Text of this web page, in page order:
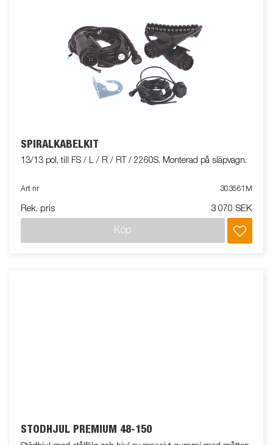
SPIRALKABELKIT
13/13 pol, till FS / L / R / RT / 2260S. Monterad på släpvagn.
Art nr 303561M
Rek. pris 3 070 SEK
Köp
STÖDHJUL PREMIUM 48-150